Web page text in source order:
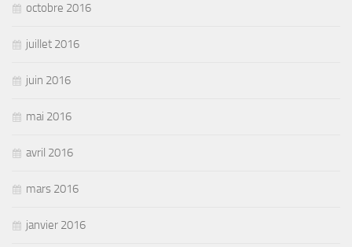
octobre 2016
juillet 2016
juin 2016
mai 2016
avril 2016
mars 2016
janvier 2016